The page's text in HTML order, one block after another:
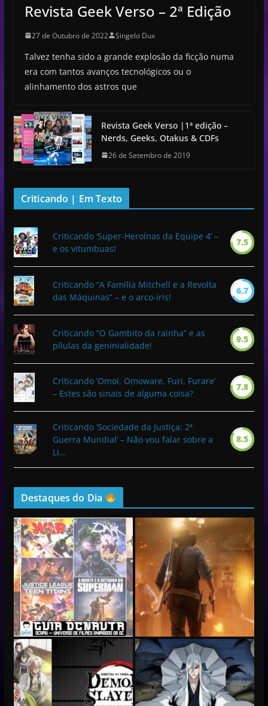
Revista Geek Verso – 2ª Edição
27 de Outubro de 2022 Singelo Dux
Talvez tenha sido a grande explosão da ficção numa
era com tantos avanços tecnológicos ou o
alinhamento dos astros que
Revista Geek Verso |1ª edição –
Nerds, Geeks, Otakus & CDFs
26 de Setembro de 2019
Criticando | Em Texto
Criticando ‘Super-Heroínas da Equipe 4’ –
e os vitumbuas!
7.5
Criticando “A Família Mitchell e a Revolta
das Máquinas” – e o arco-íris!
6.7
Criticando “O Gambito da rainha” e as
pílulas da geninialidade!
9.5
Criticando ‘Omoi, Omoware, Furi, Furare’
– Estes são sinais de alguma coisa?
7.8
Criticando ‘Sociedade da Justiça: 2ª
Guerra Mundial’ – Não vou falar sobre a
Li...
8.5
Destaques do Dia